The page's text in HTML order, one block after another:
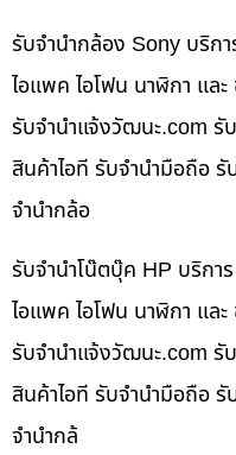
รับจำนำกล้อง Sony บริก
ไอแพค ไอโฟน นาฬิกา แล
รับจํานําแจ้งวัฒนะ.com รั
สินค้าไอที รับจำนำมือถือ
จำนำกล้อ
รับจำนำโน๊ตบุ๊ค HP บริกา
ไอแพค ไอโฟน นาฬิกา แล
รับจํานําแจ้งวัฒนะ.com รั
สินค้าไอที รับจำนำมือถือ
จำนำกล้